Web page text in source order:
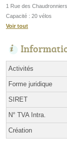
1 Rue des Chaudronniers
Capacité : 20 vélos
Voir tout
Activités
Forme juridique
SIRET
N° TVA Intra.
Création